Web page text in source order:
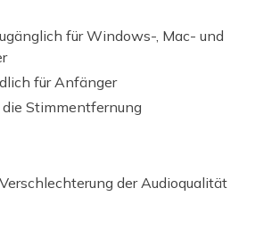
für Windows-, Mac- und
für Anfänger
Stimmentfernung
der Audioqualität